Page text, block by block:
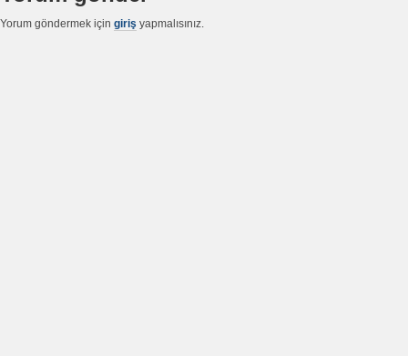
Yorum göndermek için giriş yapmalısınız.